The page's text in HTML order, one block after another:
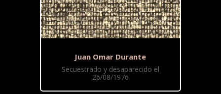
Juan Omar Durante
Secuestrado y desaparecido el
26/08/1976